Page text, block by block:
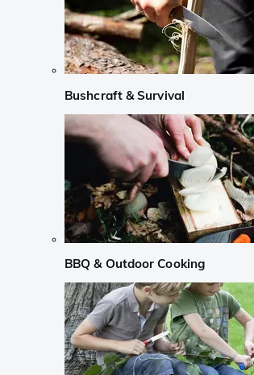
Bushcraft & Survival
BBQ & Outdoor Cooking